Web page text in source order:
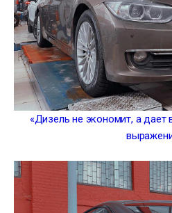
«Дизель не экономит, а